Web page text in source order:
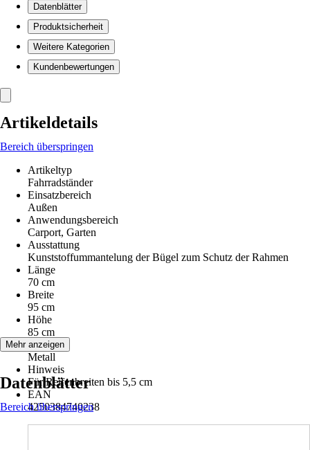
Datenblätter
Produktsicherheit
Weitere Kategorien
Kundenbewertungen
Artikeldetails
Bereich überspringen
Artikeltyp
Fahrradständer
Einsatzbereich
Außen
Anwendungsbereich
Carport, Garten
Ausstattung
Kunststoffummantelung der Bügel zum Schutz der Rahmen
Länge
70 cm
Breite
95 cm
Höhe
85 cm
Material
Metall
Hinweis
Für Reifenbreiten bis 5,5 cm
EAN
4250384740238
Mehr anzeigen
Datenblätter
Bereich überspringen